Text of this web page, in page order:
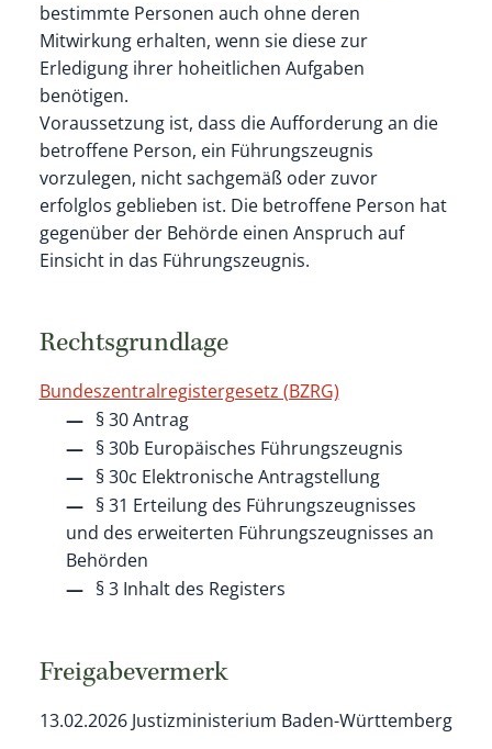
bestimmte Personen auch ohne deren
Mitwirkung erhalten, wenn sie diese zur
Erledigung ihrer hoheitlichen Aufgaben
benötigen.
Voraussetzung ist, dass die Aufforderung an die
betroffene Person, ein Führungszeugnis
vorzulegen, nicht sachgemäß oder zuvor
erfolglos geblieben ist. Die betroffene Person hat
gegenüber der Behörde einen Anspruch auf
Einsicht in das Führungszeugnis.
Rechtsgrundlage
Bundeszentralregistergesetz (BZRG)
§ 30 Antrag
§ 30b Europäisches Führungszeugnis
§ 30c Elektronische Antragstellung
§ 31 Erteilung des Führungszeugnisses
und des erweiterten Führungszeugnisses an
Behörden
§ 3 Inhalt des Registers
Freigabevermerk
13.02.2026 Justizministerium Baden-Württemberg